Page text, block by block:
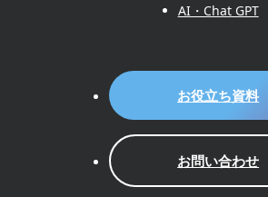
AI・Chat GPT
お役立ち資料
お問い合わせ